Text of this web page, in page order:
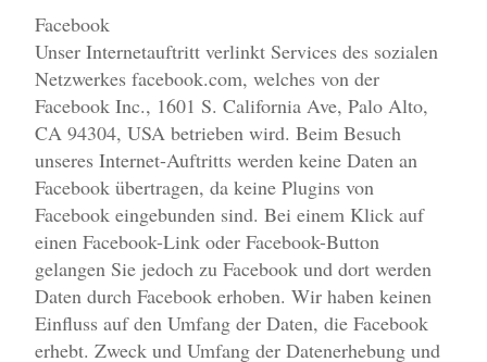
Facebook
Unser Internetauftritt verlinkt Services des sozialen
Netzwerkes facebook.com, welches von der
Facebook Inc., 1601 S. California Ave, Palo Alto,
CA 94304, USA betrieben wird. Beim Besuch
unseres Internet-Auftritts werden keine Daten an
Facebook übertragen, da keine Plugins von
Facebook eingebunden sind. Bei einem Klick auf
einen Facebook-Link oder Facebook-Button
gelangen Sie jedoch zu Facebook und dort werden
Daten durch Facebook erhoben. Wir haben keinen
Einfluss auf den Umfang der Daten, die Facebook
erhebt. Zweck und Umfang der Datenerhebung und